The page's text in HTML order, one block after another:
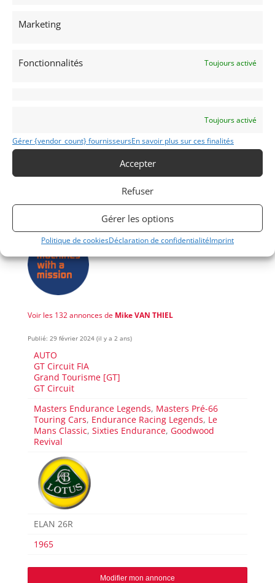
Marketing
Fonctionnalités Toujours activé
Toujours activé
Gérer {vendor_count} fournisseursEn savoir plus sur ces finalités
Accepter
Refuser
Gérer les options
Politique de cookiesDéclaration de confidentialitéImprint
Passeport ASN Numéro
Extrait
international
Voir les 132 annonces de Mike VAN THIEL
Publié: 29 février 2024 (il y a 2 ans)
AUTO
GT Circuit FIA
Grand Tourisme [GT]
GT Circuit
Masters Endurance Legends, Masters Pré-66
Touring Cars, Endurance Racing Legends, Le
Mans Classic,Sixties Endurance, Goodwood
Revival
ELAN 26R
1965
Modifier mon annonce